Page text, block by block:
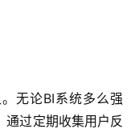
无论BI系统多么强
通过定期收集用户反